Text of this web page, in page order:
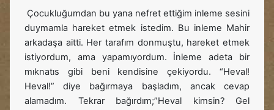
Çocukluğumdan bu yana nefret ettiğim inleme sesini
duymamla hareket etmek istedim. Bu inleme Mahir
arkadaşa aitti. Her tarafım donmuştu, hareket etmek
istiyordum, ama yapamıyordum. İnleme adeta bir
mıknatıs gibi beni kendisine çekiyordu. “Heval!
Heval!” diye bağırmaya başladım, ancak cevap
alamadım. Tekrar bağırdım;”Heval kimsin? Gel